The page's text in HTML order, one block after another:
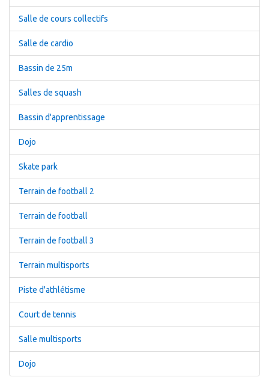
Salle de cours collectifs
Salle de cardio
Bassin de 25m
Salles de squash
Bassin d'apprentissage
Dojo
Skate park
Terrain de football 2
Terrain de football
Terrain de football 3
Terrain multisports
Piste d'athlétisme
Court de tennis
Salle multisports
Dojo